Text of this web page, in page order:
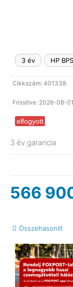
3 év HP BPS
Cikkszám: 401338
Frissítve: 2026-08-
elfogyott
3 év garancia
566
Összehasonlít